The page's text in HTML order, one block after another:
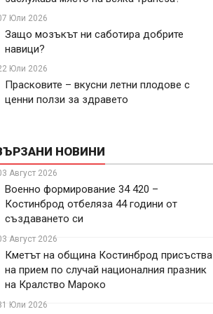
Юли 2026
Защо мозъкът ни саботира добрите
навици?
Юли 2026
Прасковите – вкусни летни плодове с
ценни ползи за здравето
НОВИНИ
Август 2026
Военно формирование 34 420 –
Костинброд отбеляза 44 години от
създаването си
Август 2026
Кметът на община Костинброд присъства
на прием по случай националния празник
на Кралство Мароко
Юли 2026